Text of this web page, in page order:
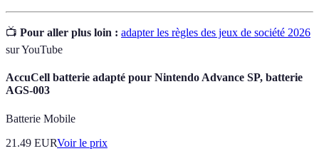
📺 Pour aller plus loin : adapter les règles des jeux de société 2026
sur YouTube
AccuCell batterie adapté pour Nintendo Advance SP, batterie
AGS-003
Batterie Mobile
21.49 EURVoir le prix